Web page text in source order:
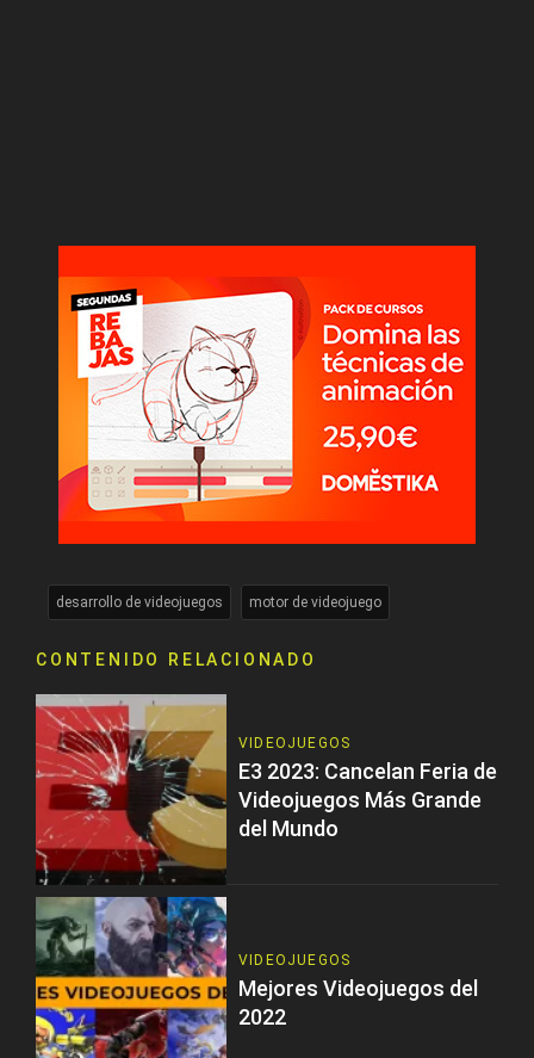
desarrollo de videojuegos motor de videojuego
CONTENIDO RELACIONADO
VIDEOJUEGOS
E3 2023: Cancelan Feria de
Videojuegos Más Grande
del Mundo
VIDEOJUEGOS
Mejores Videojuegos del
2022